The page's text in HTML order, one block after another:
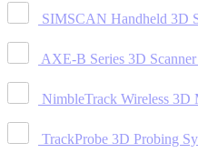
SIMSCAN Handheld 3D
AXE-B Series 3D Scanner
NimbleTrack Wireless 3D
TrackProbe 3D Probing